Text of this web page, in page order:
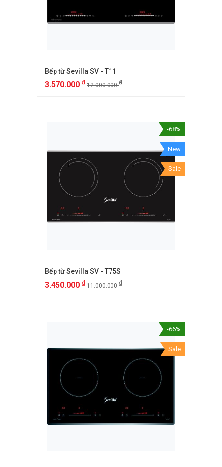
Bếp từ Sevilla SV - T11
3.570.000 ₫ 12.000.000₫
-68%
New
Sale
Bếp từ Sevilla SV - T75S
3.450.000 ₫ 11.000.000₫
-66%
Sale